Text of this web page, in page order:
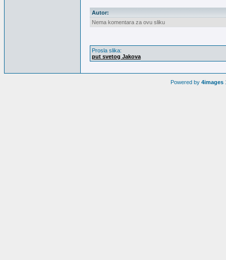
Autor:
Nema komentara za ovu sliku
Prosla slika:
put svetog Jakova
Powered by 4images